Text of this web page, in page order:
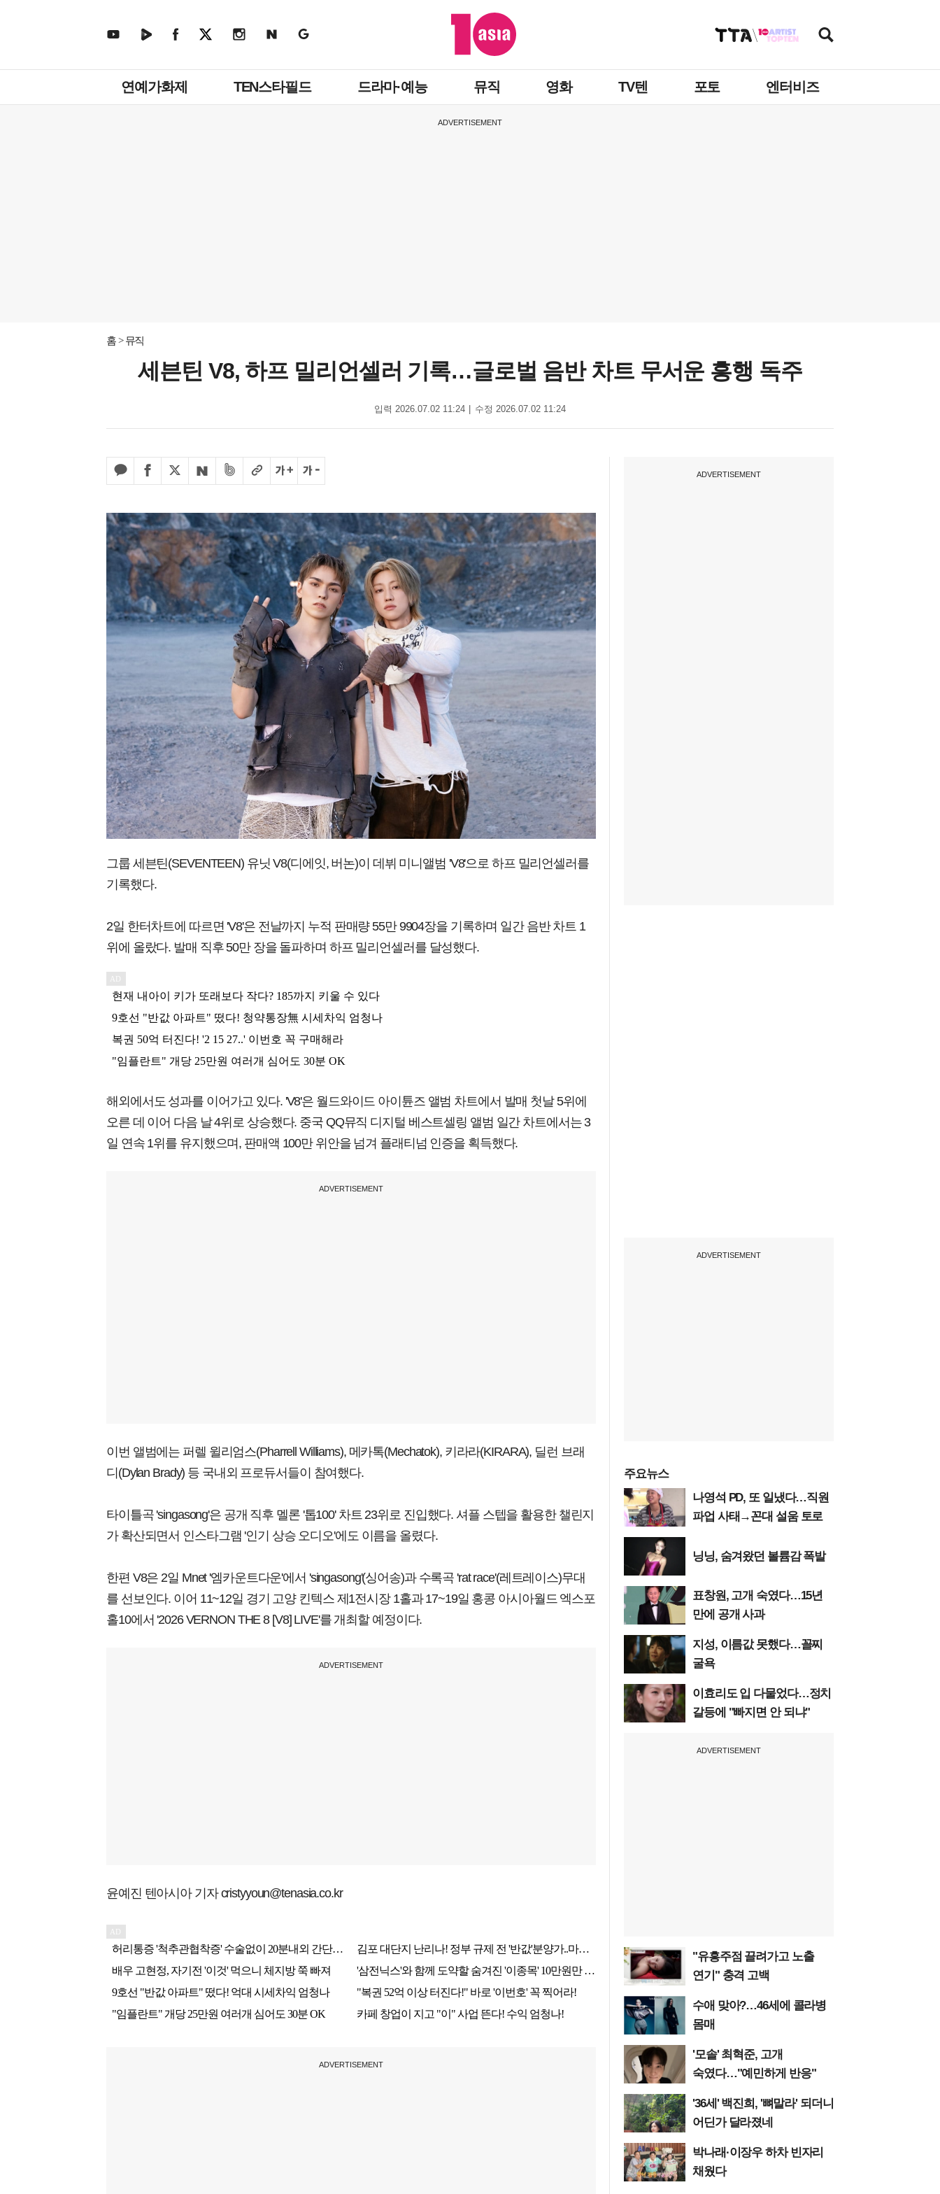
뉴
연예가화제 TEN스타필드 드라마·예능 뮤직 영화 TV텐 포토 엔터비즈
ADVERTISEMENT
홈 뮤직
세븐틴 V8, 하프 밀리언셀러 기록…글로벌 음반 차트 무서운 흥행 독주
입력 2026.07.02 11:24 수정 2026.07.02 11:24
그룹 세븐틴(SEVENTEEN) 유닛 V8(디에잇, 버논)이 데뷔 미니앨범 'V8'으로 하프 밀리언셀러를
기록했다.
2일 한터차트에 따르면 'V8'은 전날까지 누적 판매량 55만 9904장을 기록하며 일간 음반 차트 1
위에 올랐다. 발매 직후 50만 장을 돌파하며 하프 밀리언셀러를 달성했다.
해외에서도 성과를 이어가고 있다. 'V8'은 월드와이드 아이튠즈 앨범 차트에서 발매 첫날 5위에
오른 데 이어 다음 날 4위로 상승했다. 중국 QQ뮤직 디지털 베스트셀링 앨범 일간 차트에서는 3
일 연속 1위를 유지했으며, 판매액 100만 위안을 넘겨 플래티넘 인증을 획득했다.
ADVERTISEMENT
이번 앨범에는 퍼렐 윌리엄스(Pharrell Williams), 메카톡(Mechatok), 키라라(KIRARA), 딜런 브래
디(Dylan Brady) 등 국내외 프로듀서들이 참여했다.
타이틀곡 'singasong'은 공개 직후 멜론 '톱100' 차트 23위로 진입했다. 셔플 스텝을 활용한 챌린지
가 확산되면서 인스타그램 '인기 상승 오디오'에도 이름을 올렸다.
한편 V8은 2일 Mnet '엠카운트다운'에서 'singasong'(싱어송)과 수록곡 'rat race'(레트레이스)무대
를 선보인다. 이어 11~12일 경기 고양 킨텍스 제1전시장 1홀과 17~19일 홍콩 아시아월드 엑스포
홀10에서 '2026 VERNON THE 8 [V8] LIVE'를 개최할 예정이다.
ADVERTISEMENT
윤예진 텐아시아 기자 cristyyoun@tenasia.co.kr
ADVERTISEMENT
ADVERTISEMENT
ADVERTISEMENT
주요뉴스
나영석 PD, 또 일냈다…직원
파업 사태→꼰대 설움 토로
닝닝, 숨겨왔던 볼륨감 폭발
표창원, 고개 숙였다…15년
만에 공개 사과
지성, 이름값 못했다…꼴찌
굴욕
이효리도 입 다물었다…정치
갈등에 "빠지면 안 되냐"
ADVERTISEMENT
"유흥주점 끌려가고 노출
연기" 충격 고백
수애 맞아?…46세에 콜라병
몸매
'모솔' 최혁준, 고개
숙였다…"예민하게 반응"
'36세' 백진희, '뼈말라' 되더니
어딘가 달라졌네
박나래·이장우 하차 빈자리
채웠다